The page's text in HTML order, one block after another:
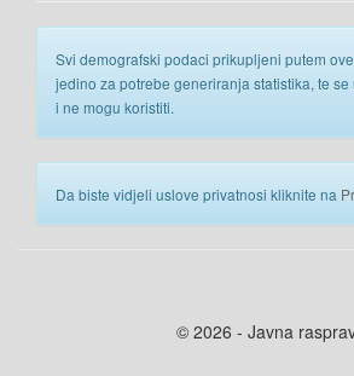
Svi demografski podaci prikupljeni putem
jedino za potrebe generiranja statistika, te
i ne mogu koristiti.
Da biste vidjeli uslove privatnosi kliknite na
© 2026 - Javna